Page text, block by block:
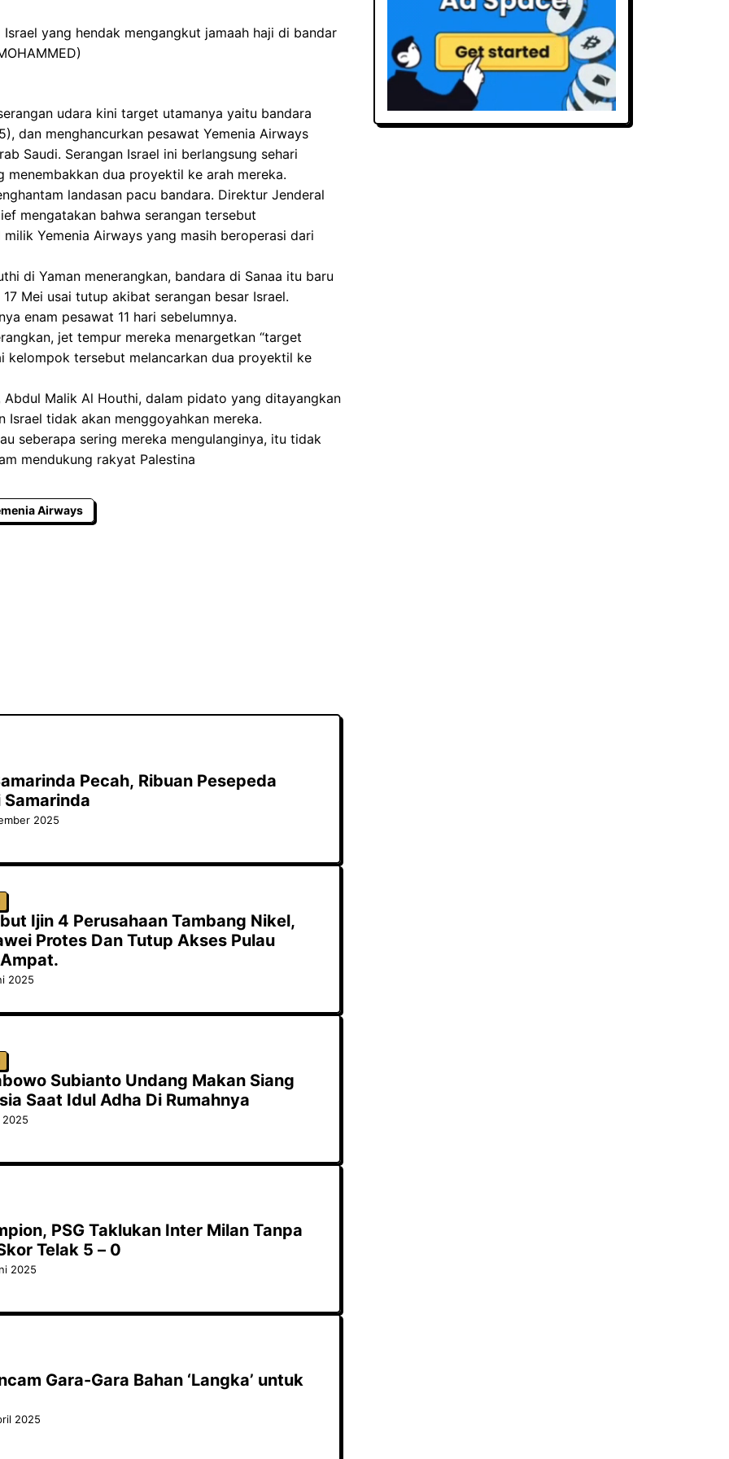
yang hendak mengangkut jamaah haji di bandar
udara kini target utamanya yaitu bandara
dan menghancurkan pesawat Yemenia Airways
Saudi. Serangan Israel ini berlangsung sehari
dua proyektil ke arah mereka.
landasan pacu bandara. Direktur Jenderal
mengatakan bahwa serangan tersebut
Yemenia Airways yang masih beroperasi dari
di Yaman menerangkan, bandara di Sanaa itu baru
Mei usai tutup akibat serangan besar Israel.
enam pesawat 11 hari sebelumnya.
jet tempur mereka menargetkan “target
kelompok tersebut melancarkan dua proyektil ke
Malik Al Houthi, dalam pidato yang ditayangkan
Israel tidak akan menggoyahkan mereka.
seberapa sering mereka mengulanginya, itu tidak
mendukung rakyat Palestina
Airways
Pecah, Ribuan Pesepeda
Samarinda
2025
Ijin 4 Perusahaan Tambang Nikel,
Protes Dan Tutup Akses Pulau
2025
Subianto Undang Makan Siang
Saat Idul Adha Di Rumahnya
2025
PSG Taklukan Inter Milan Tanpa
Telak 5 – 0
2025
Gara-Gara Bahan ‘Langka’ untuk
2025